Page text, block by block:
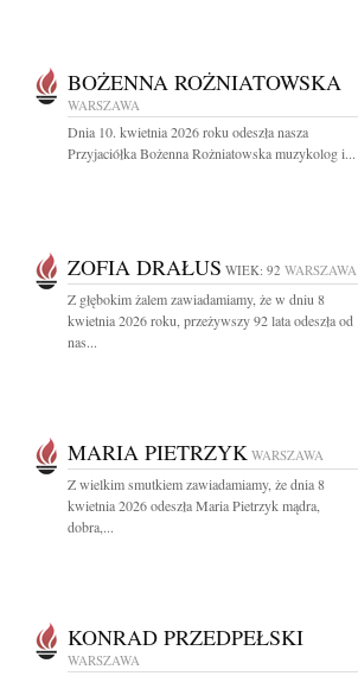
BOŻENNA ROŻNIATOWSKA
WARSZAWA
Dnia 10. kwietnia 2026 roku odeszła nasza
Przyjaciółka Bożenna Rożniatowska muzykolog i...
ZOFIA DRAŁUS WIEK: 92 WARSZAWA
Z głębokim żalem zawiadamiamy, że w dniu 8
kwietnia 2026 roku, przeżywszy 92 lata odeszła od
nas...
MARIA PIETRZYK WARSZAWA
Z wielkim smutkiem zawiadamiamy, że dnia 8
kwietnia 2026 odeszła Maria Pietrzyk mądra,
dobra,...
KONRAD PRZEDPEŁSKI
WARSZAWA